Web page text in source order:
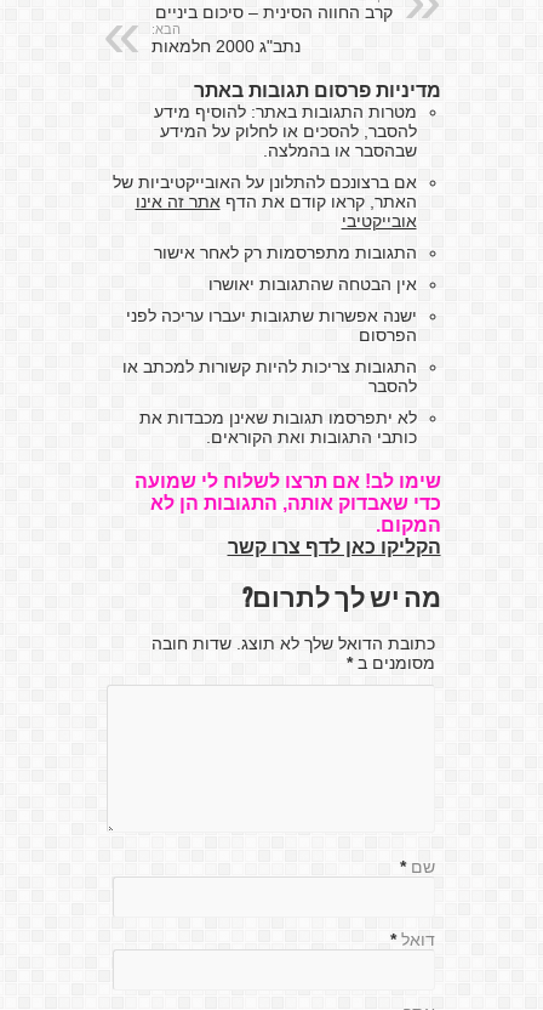
קרב החווה הסינית – סיכום ביניים
הבא:
נתב"ג 2000 חלמאות
מדיניות פרסום תגובות באתר
מטרות התגובות באתר: להוסיף מידע
להסבר, להסכים או לחלוק על המידע
שבהסבר או בהמלצה.
אם ברצונכם להתלונן על האובייקטיביות של
האתר, קראו קודם את הדףאתר זה אינו
אובייקטיבי
התגובות מתפרסמות רק לאחר אישור
אין הבטחה שהתגובות יאושרו
ישנה אפשרות שתגובות יעברו עריכה לפני
הפרסום
התגובות צריכות להיות קשורות למכתב או
להסבר
לא יתפרסמו תגובות שאינן מכבדות את
כותבי התגובות ואת הקוראים.
שימו לב! אם תרצו לשלוח לי שמועה
כדי שאבדוק אותה, התגובות הן לא
המקום.
הקליקו כאן לדף צרו קשר
מה יש לך לתרום?
כתובת הדואל שלך לא תוצג. שדות חובה
מסומנים ב*
שם *
דואל *